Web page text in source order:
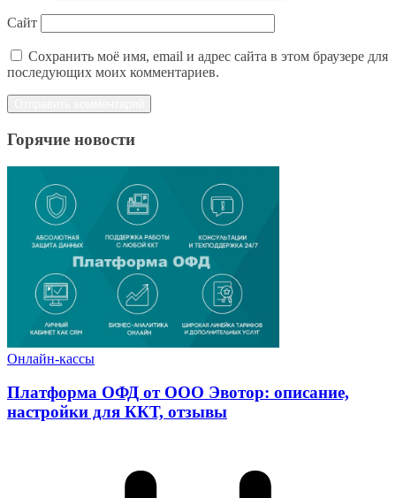
Сайт
Сохранить моё имя, email и адрес сайта в этом браузере для
последующих моих комментариев.
Горячие новости
Онлайн-кассы
Платформа ОФД от ООО Эвотор: описание,
настройки для ККТ, отзывы